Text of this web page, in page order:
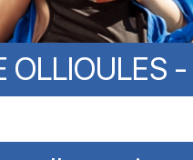
OLLIOULES -